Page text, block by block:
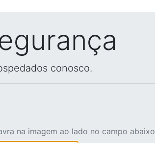
conosco.
na imagem ao lado no campo abaixo